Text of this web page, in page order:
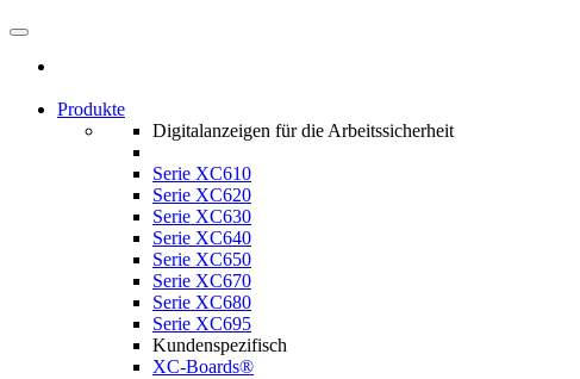
Produkte
Digitalanzeigen für die Arbeitssicherheit
Serie XC610
Serie XC620
Serie XC630
Serie XC640
Serie XC650
Serie XC670
Serie XC680
Serie XC695
Kundenspezifisch
XC-Boards®